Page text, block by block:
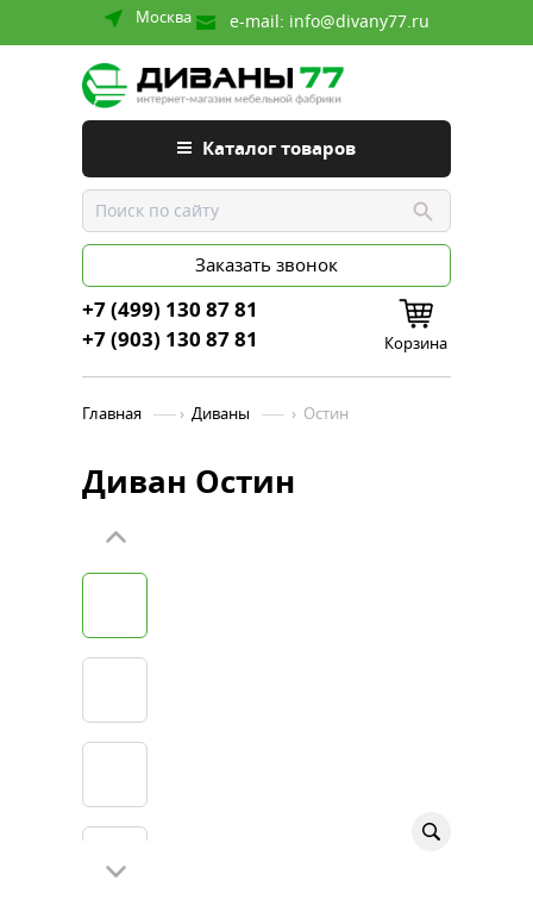
Москва e-mail: info@divany77.ru
Каталог товаров
Заказать звонок
+7 (499) 130 87 81
+7 (903) 130 87 81
Корзина
Главная › Диваны › Остин
Диван Остин